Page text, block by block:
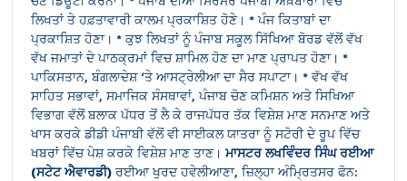
ਲਿਖਤਾਂ ਤੇ ਹਫ਼ਤਾਵਾਰੀ ਕਾਲਮ ਪ੍ਰਕਾਸ਼ਿਤ ਹੋਣੇ। * ਪੰਜ ਕਿਤਾਬਾਂ ਦਾ
ਪ੍ਰਕਾਸ਼ਿਤ ਹੋਣਾ। * ਕੁਝ ਲਿਖਤਾਂ ਨੂੰ ਪੰਜਾਬ ਸਕੂਲ ਸਿੱਖਿਆ ਬੋਰਡ ਵੱਲੋਂ ਵੱਖ
ਵੱਖ ਜਮਾਤਾਂ ਦੇ ਪਾਠਕ੍ਰਮਾਂ ਵਿਚ ਸ਼ਾਮਿਲ ਹੋਣ ਦਾ ਮਾਣ ਪ੍ਰਾਪਤ ਹੋਣਾ। *
ਪਾਕਿਸਤਾਨ, ਬੰਗਲਾਦੇਸ਼ ‘ਤੇ ਆਸਟ੍ਰੇਲੀਆ ਦਾ ਸੈਰ ਸਪਾਟਾ। * ਵੱਖ ਵੱਖ
ਸਾਹਿਤ ਸਭਾਵਾਂ, ਸਮਾਜਿਕ ਸੰਸਥਾਵਾਂ, ਪੰਜਾਬ ਚੋਣ ਕਮਿਸ਼ਨ ਅਤੇ ਸਿਖਿਆ
ਵਿਭਾਗ ਵੱਲੋਂ ਬਲਾਕ ਪੱਧਰ ਤੋਂ ਲੈ ਕੇ ਰਾਜਪੱਧਰ ਤੱਕ ਵਿਸ਼ੇਸ਼ ਮਾਣ ਸਨਮਾਣ ਅਤੇ
ਖਾਸ ਕਰਕੇ ਡੀਡੀ ਪੰਜਾਬੀ ਵੱਲੋਂ ਵੀ ਸਾਈਕਲ ਯਾਤਰਾ ਨੂੰ ਸਟੋਰੀ ਦੇ ਰੂਪ ਵਿੱਚ
ਖਬਰਾਂ ਵਿੱਚ ਪੇਸ਼ ਕਰਕੇ ਵਿਸ਼ੇਸ਼ ਮਾਣ ਤਾਣ। ਮਾਸਟਰ ਲਖਵਿੰਦਰ ਸਿੰਘ ਰਈਆ
(ਸਟੇਟ ਐਵਾਰਡੀ) ਰਈਆ ਖੁਰਦ ਹਵੇਲੀਆਣਾ, ਜ਼ਿਲ੍ਹਾ ਅੰਮ੍ਰਿਤਸਰਫੋਨ: